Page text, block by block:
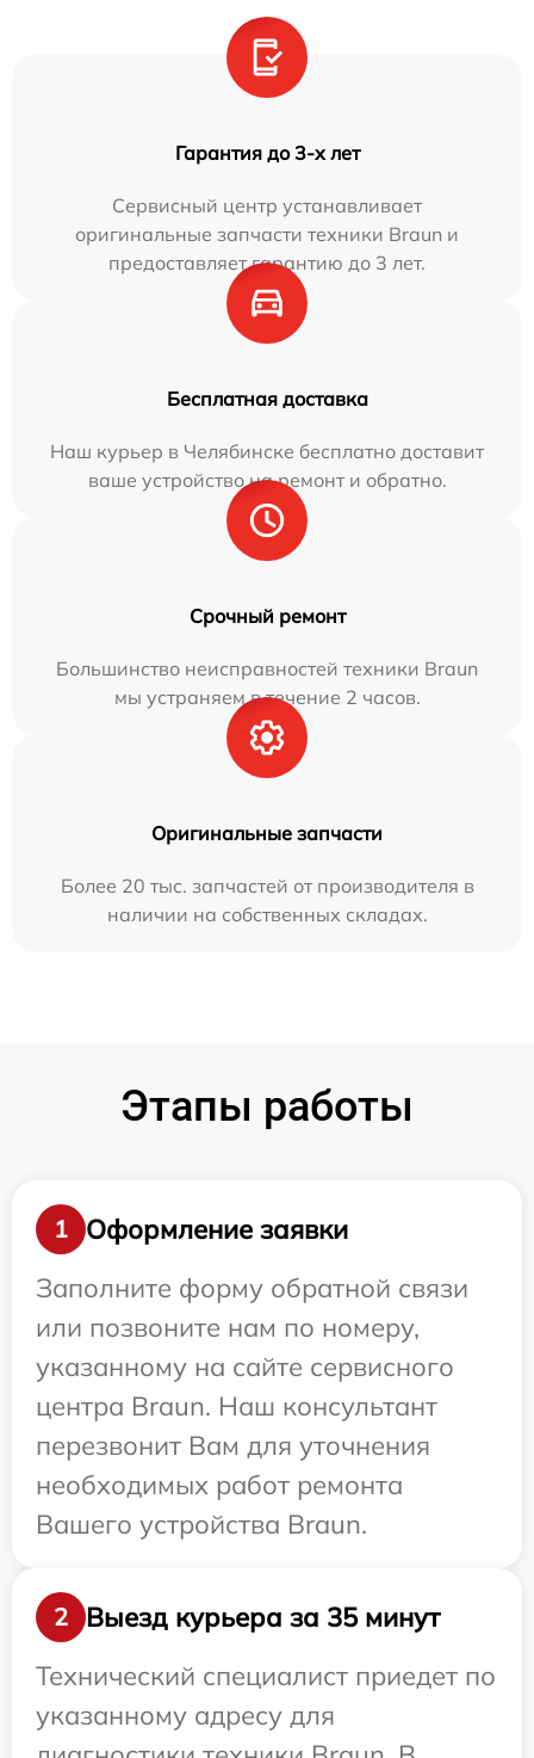
Гарантия до 3-х лет
Сервисный центр устанавливает
оригинальные запчасти техники Braun и
предоставляет гарантию до 3 лет.
Бесплатная доставка
Наш курьер в Челябинске бесплатно доставит
ваше устройство на ремонт и обратно.
Срочный ремонт
Большинство неисправностей техники Braun
мы устраняем в течение 2 часов.
Оригинальные запчасти
Более 20 тыс. запчастей от производителя в
наличии на собственных складах.
Этапы работы
1
Оформление заявки
Заполните форму обратной связи
или позвоните нам по номеру,
указанному на сайте сервисного
центра Braun. Наш консультант
перезвонит Вам для уточнения
необходимых работ ремонта
Вашего устройства Braun.
2
Выезд курьера за 35 минут
Технический специалист приедет по
указанному адресу для